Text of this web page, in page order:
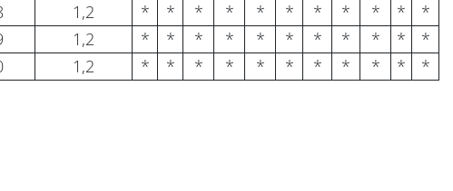
1,2 * * * * * * * * * *
*
1,2 * * * * * * * * * *
*
1,2 * * * * * * * * * *
*